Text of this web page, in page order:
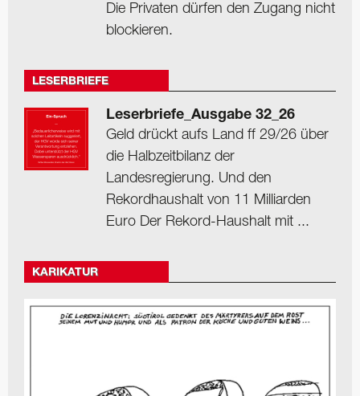
Die Privaten dürfen den Zugang nicht
blockieren.
LESERBRIEFE
Leserbriefe_Ausgabe 32_26
Geld drückt aufs Land ff 29/26 über
die Halbzeitbilanz der
Landesregierung. Und den
Rekordhaushalt von 11 Milliarden
Euro Der Rekord-Haushalt mit ...
KARIKATUR